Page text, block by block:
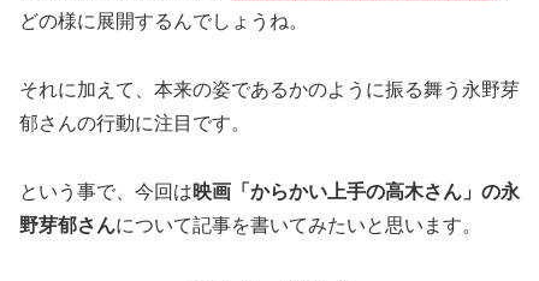
どの様に展開するんでしょうね。
それに加えて、本来の姿であるかのように振る舞う永野芽
郁さんの行動に注目です。
という事で、今回は映画「からかい上手の高木さん」の永
野芽郁さんについて記事を書いてみたいと思います。